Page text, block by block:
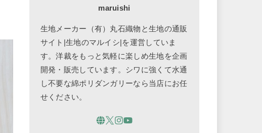
maruishi
生地メーカー（有）丸石織物と生地の通販
サイト|生地のマルイシ|を運営していま
す。洋裁をもっと気軽に楽しめ生地を企画
開発・販売しています。シワに強くて水通
し不要な綿ポリダンガリーなら当店にお任
せください。